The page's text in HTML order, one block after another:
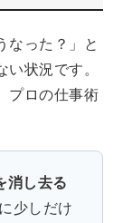
なった？」と
状況です。
プロの仕事術
し去る
少しだけ